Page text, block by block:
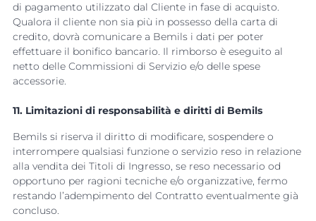
di pagamento utilizzato dal Cliente in fase di acquisto.
Qualora il cliente non sia più in possesso della carta di
credito, dovrà comunicare a Bemils i dati per poter
effettuare il bonifico bancario. Il rimborso è eseguito al
netto delle Commissioni di Servizio e/o delle spese
accessorie.
11. Limitazioni di responsabilità e diritti di Bemils
Bemils si riserva il diritto di modificare, sospendere o
interrompere qualsiasi funzione o servizio reso in relazione
alla vendita dei Titoli di Ingresso, se reso necessario od
opportuno per ragioni tecniche e/o organizzative, fermo
restando l’adempimento del Contratto eventualmente già
concluso.